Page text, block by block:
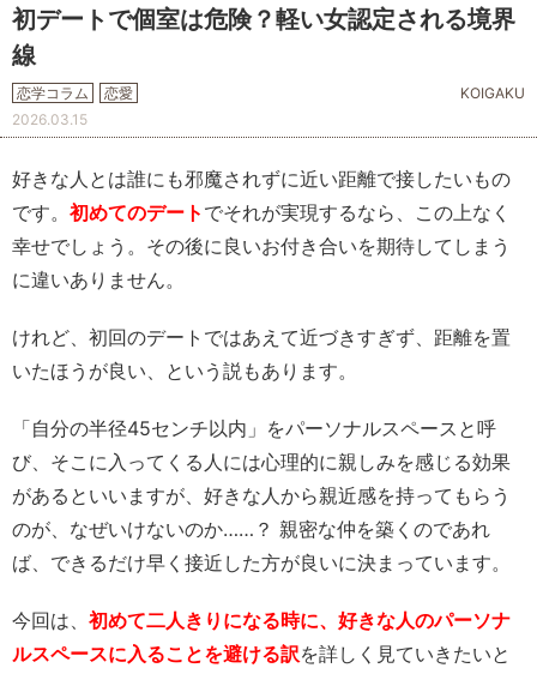
初デートで個室は危険？軽い女認定される境界
線
恋学コラム 恋愛
KOIGAKU
2026.03.15
好きな人とは誰にも邪魔されずに近い距離で接したいもの
です。 初めてのデート でそれが実現するなら、この上なく
幸せでしょう。その後に良いお付き合いを期待してしまう
に違いありません。
けれど、初回のデートではあえて近づきすぎず、距離を置
いたほうが良い、という説もあります。
「自分の半径45センチ以内」をパーソナルスペースと呼
び、そこに入ってくる人には心理的に親しみを感じる効果
があるといいますが、好きな人から親近感を持ってもらう
のが、なぜいけないのか……？ 親密な仲を築くのであれ
ば、できるだけ早く接近した方が良いに決まっています。
今回は、 初めて二人きりになる時に、好きな人のパーソナ
ルスペースに入ることを避ける訳を詳しく見ていきたいと